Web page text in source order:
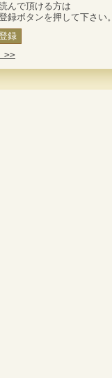
んで頂ける方は
録ボタンを押して下さい。
>>